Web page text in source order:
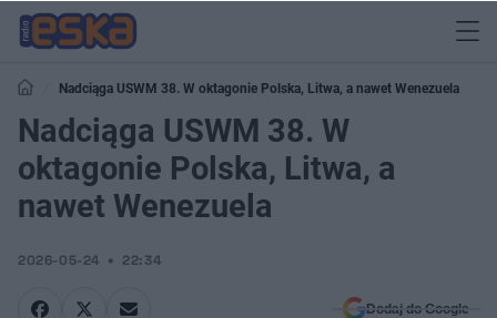
Nadciąga USWM 38. W oktagonie Polska, Litwa, a nawet Wenezuela
Nadciąga USWM 38. W
oktagonie Polska, Litwa, a
nawet Wenezuela
2026-05-24 22:34
Dodaj do Google